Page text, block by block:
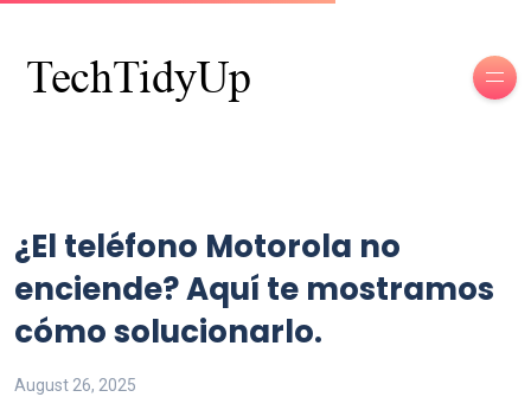
¿El teléfono Motorola no
enciende? Aquí te mostramos
cómo solucionarlo.
August 26, 2025